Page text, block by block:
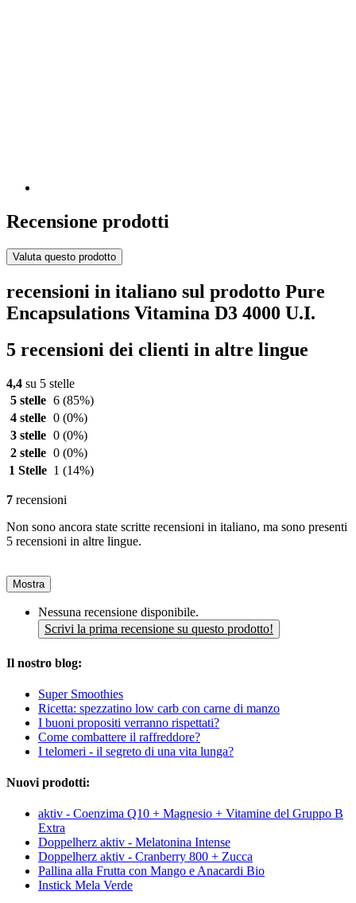
Recensione prodotti
Valuta questo prodotto
recensioni in italiano sul prodotto Pure
Encapsulations Vitamina D3 4000 U.I.
5 recensioni dei clienti in altre lingue
4,4 su 5 stelle
5 stelle 6 (85%)
4 stelle 0 (0%)
3 stelle 0 (0%)
2 stelle 0 (0%)
1 Stelle 1 (14%)
7 recensioni
Non sono ancora state scritte recensioni in italiano, ma sono presenti
5 recensioni in altre lingue.
Mostra
Nessuna recensione disponibile.
Scrivi la prima recensione su questo prodotto!
Il nostro blog:
Super Smoothies
Ricetta: spezzatino low carb con carne di manzo
I buoni propositi verranno rispettati?
Come combattere il raffreddore?
I telomeri - il segreto di una vita lunga?
Nuovi prodotti:
aktiv - Coenzima Q10 + Magnesio + Vitamine del Gruppo B
Extra
Doppelherz aktiv - Melatonina Intense
Doppelherz aktiv - Cranberry 800 + Zucca
Pallina alla Frutta con Mango e Anacardi Bio
Instick Mela Verde